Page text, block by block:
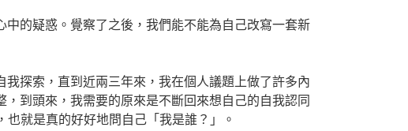
中的疑惑。覺察了之後，我們能不能為自己改寫一套新
我探索，直到近兩三年來，我在個人議題上做了許多內
，到頭來，我需要的原來是不斷回來想自己的自我認同
也就是真的好好地問自己「我是誰？」。